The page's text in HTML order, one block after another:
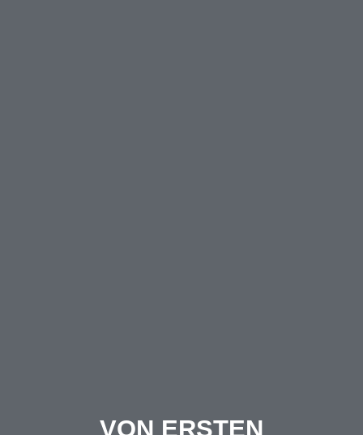
VON ERSTEN